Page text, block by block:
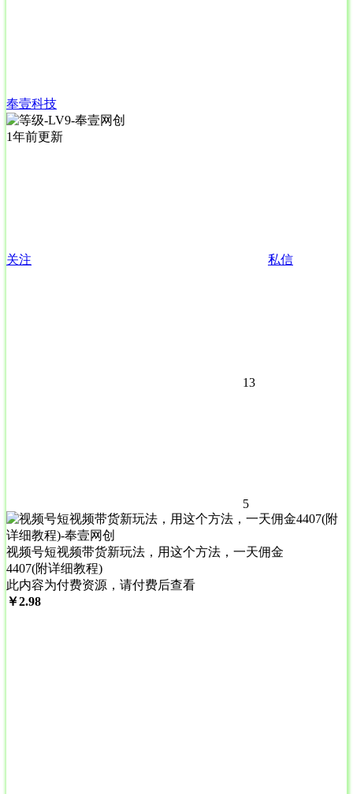
奉壹科技
1年前更新
关注 私信
13
5
视频号短视频带货新玩法，用这个方法，一天佣金
4407(附详细教程)
此内容为付费资源，请付费后查看
￥2.98